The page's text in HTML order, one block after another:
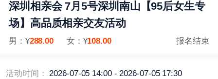
深圳相亲会 7月5号深圳南山【95后女生专
场】高品质相亲交友活动
男：¥288.00 女： ¥108.00 报名结束
活动时间： 2026-07-05 14:00 - 2026-07-05 17:30